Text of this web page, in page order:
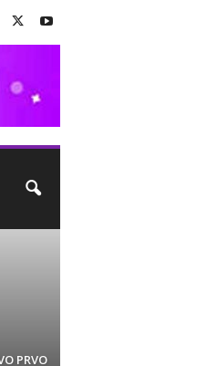
PRVO